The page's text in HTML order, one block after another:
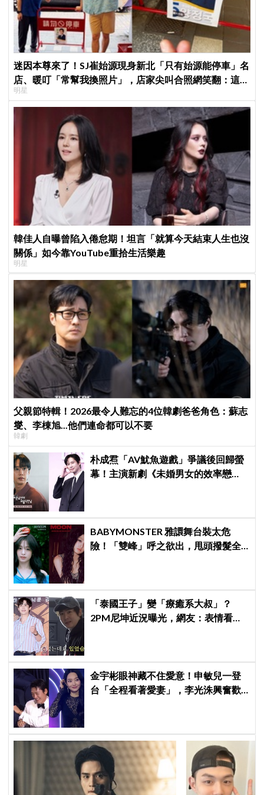
迷因本尊來了！SJ崔始源現身新北「只有始源能停車」名
店、暖叮「常幫我換照片」，店家尖叫合照網笑翻：這輩
子不能脫粉了
明星
韓佳人自曝曾陷入倦怠期！坦言「就算今天結束人生也沒
關係」如今靠YouTube重拾生活樂趣
明星
父親節特輯！2026最令人難忘的4位韓劇爸爸角色：蘇志
燮、李棟旭...他們連命都可以不要
韓劇
朴成焄「AV魷魚遊戲」爭議後回歸螢
幕！主演新劇《未婚男女的效率戀
BABYMONSTER 雅譞舞台裝太危
險！「雙峰」呼之欲出，甩頭撥髮全
「泰國王子」變「療癒系大叔」？
2PM尼坤近況曝光，網友：表情看起
金宇彬眼神藏不住愛意！申敏兒一登
台「全程看著愛妻」，李光洙興奮歡